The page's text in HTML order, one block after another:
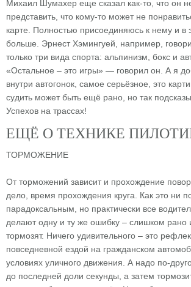
Михаил Шумахер еще сказал как-то, что он
представить, что кому-то может не
карте. Полностью присоединяюсь к нему и в
больше. Эрнест Хэмингуей, например,
только три вида спорта: альпинизм, бокс и
«Остальное – это игры» — говорил он. А я
внутри автогонок, самое серьёзное, это
судить может быть ещё рано, но так
Успехов на трассах!
ЕЩЁ О ТЕХНИКЕ
ТОРМОЖЕНИЕ
От торможений зависит и прохождение
дело, время прохождения круга. Как это ни
парадоксальным, но практически все
делают одну и ту же ошибку – слишком рано
тормозят. Ничего удивительного – это
повседневной ездой на гражданском
условиях уличного движения. А надо по-
до последней доли секунды, а затем